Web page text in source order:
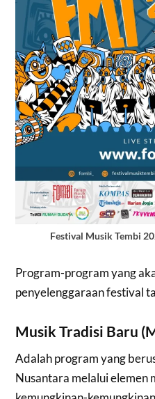
Festival Musik Tembi
Program-program yang
penyelenggaraan festival
Musik Tradisi Baru
Adalah program yang
Nusantara melalui elemen